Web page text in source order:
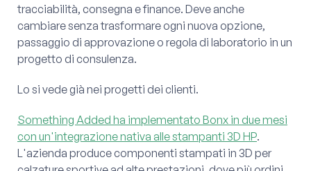
tracciabilità, consegna e finance. Deve anche
cambiare senza trasformare ogni nuova opzione,
passaggio di approvazione o regola di laboratorio in un
progetto di consulenza.
Lo si vede già nei progetti dei clienti.
Something Added ha implementato Bonx in due mesi
con un'integrazione nativa alle stampanti 3D HP.
L'azienda produce componenti stampati in 3D per